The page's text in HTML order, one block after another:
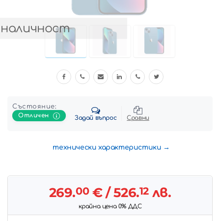
Състояние:
Отличен
Задай въпрос Сравни
технически характеристики
269.00€/ 526.12лв.
крайна цена 0% ДДС